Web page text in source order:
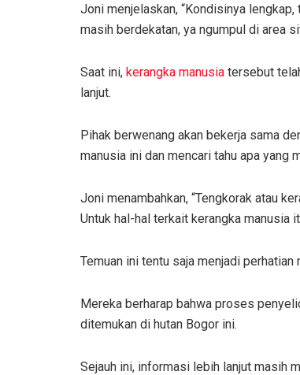
Joni menjelaskan, “Kondisinya
masih berdekatan, ya ngumpul di area
Saat ini, kerangka manusia tersebut
lanjut.
Pihak berwenang akan bekerja sama
manusia ini dan mencari tahu apa yang
Joni menambahkan, “Tengkorak atau
Untuk hal-hal terkait kerangka manusia
Temuan ini tentu saja menjadi
Mereka berharap bahwa proses
ditemukan di hutan Bogor ini.
Sejauh ini, informasi lebih lanjut masih